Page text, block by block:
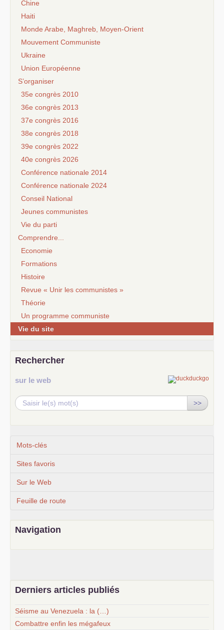
Chine
Haiti
Monde Arabe, Maghreb, Moyen-Orient
Mouvement Communiste
Ukraine
Union Européenne
S’organiser
35e congrès 2010
36e congrès 2013
37e congrès 2016
38e congrès 2018
39e congrès 2022
40e congrès 2026
Conférence nationale 2014
Conférence nationale 2024
Conseil National
Jeunes communistes
Vie du parti
Comprendre...
Economie
Formations
Histoire
Revue « Unir les communistes »
Théorie
Un programme communiste
Vie du site
Rechercher
sur le web
>>
Mots-clés
Sites favoris
Sur le Web
Feuille de route
Navigation
Derniers articles publiés
Séisme au Venezuela : la (…)
Combattre enfin les mégafeux